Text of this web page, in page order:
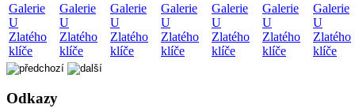
Galerie
U
Zlatého
klíče
Galerie
U
Zlatého
klíče
Galerie
U
Zlatého
klíče
Galerie
U
Zlatého
klíče
Galerie
U
Zlatého
klíče
Galerie
U
Zlatého
klíče
Galerie
U
Zlatého
klíče
Odkazy